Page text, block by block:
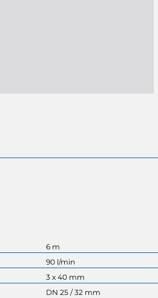
6 m
90 l/min
3 x 40 mm
DN 25 / 32 mm